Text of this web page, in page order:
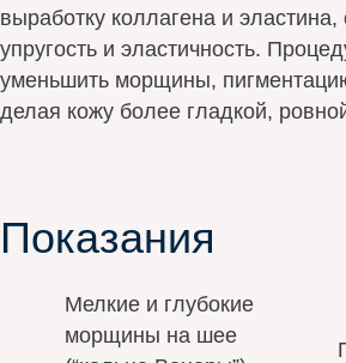
выработку коллагена и
упругость и эластичность.
уменьшить морщины,
делая кожу более гладкой,
Показания
Мелкие и глубокие
морщины на шее